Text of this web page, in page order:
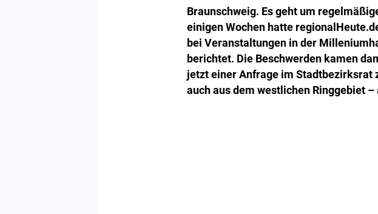
Braunschweig. Es geht um
einigen Wochen hatte
bei Veranstaltungen in der
berichtet. Die Beschwerden kamen
jetzt einer Anfrage im Stadtbezirksrat
auch aus dem westlichen Ringgebiet